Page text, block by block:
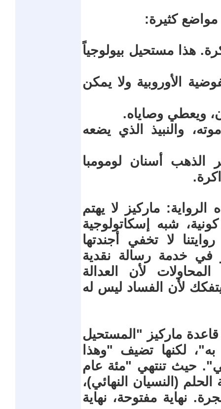
كثيرة:
هذا مستحيل بيولوجياً
الأوروبية ولا يمكن
ويعطي وصاياه.
والنبيذ الذي يضعه
أسنان لومومبا
ماركيز لا يهتم
شبه إسكاتولوجية
لا تخفي أجندتها
خدمة رسالة نقدية
لأن العدالة
لأن الفساد ليس له
ماركيز "المستحيل
لكنها تضيف "وهذا
حيث تنتهي "مئة عام
الحلم (النسيان النهائي)،
نهاية مفتوحة، نهاية